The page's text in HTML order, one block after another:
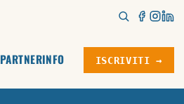
PARTNERINFO ISCRIVITI →